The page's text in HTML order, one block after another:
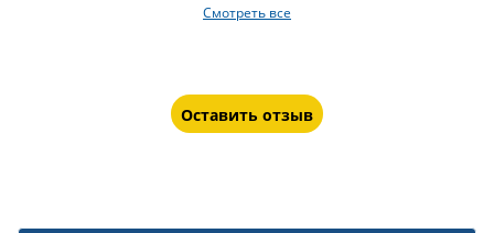
Смотреть все
Оставить отзыв